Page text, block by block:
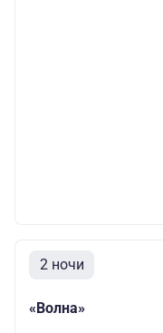
2 ночи
«Волна»